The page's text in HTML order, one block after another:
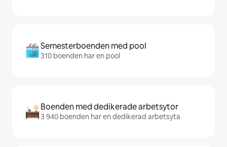
Semesterboenden med pool
310 boenden har en pool
Boenden med dedikerade arbetsytor
3 940 boenden har en dedikerad arbetsyta